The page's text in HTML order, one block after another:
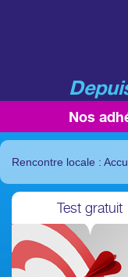
Nos
Rencontre locale :
Test gratuit